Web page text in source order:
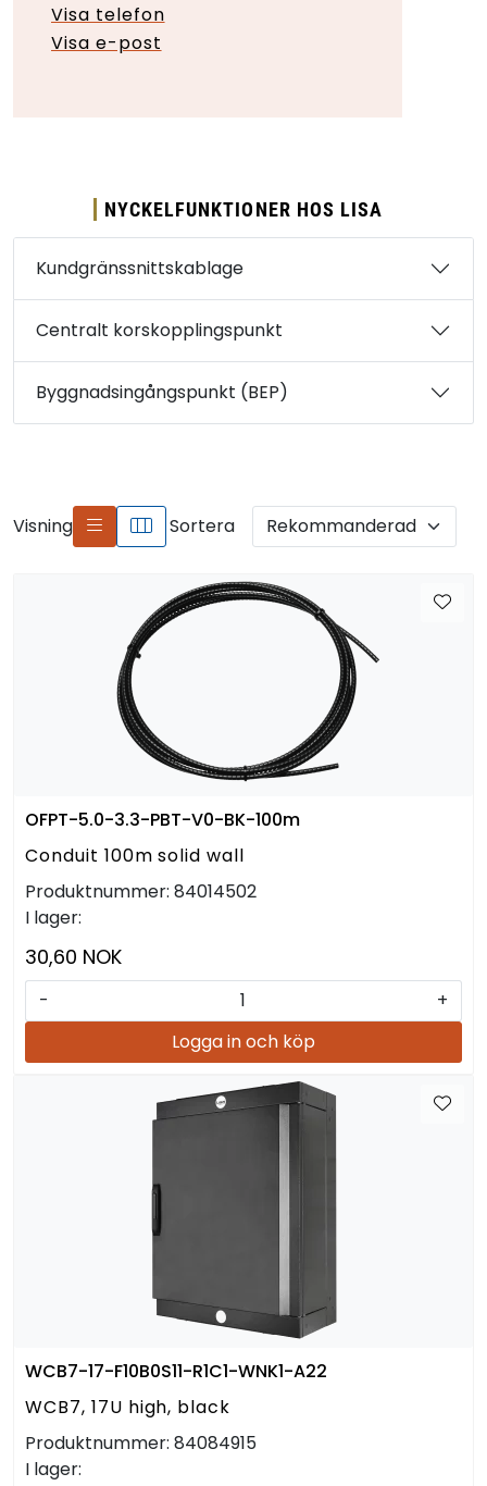
Visa telefon
Visa e-post
Visning Sortera
OFPT-5.0-3.3-PBT-V0-BK-100m
Conduit 100m solid wall
Produktnummer: 84014502
I lager:
30,60 NOK
-
+
Logga in och köp
WCB7-17-F10B0S11-R1C1-WNK1-A22
WCB7, 17U high, black
Produktnummer: 84084915
I lager:
NYCKELFUNKTIONER HOS LISA
Kundgränssnittskablage
Centralt korskopplingspunkt
Byggnadsingångspunkt (BEP)